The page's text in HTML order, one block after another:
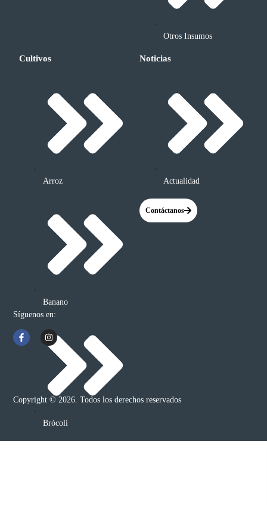
Otros Insumos
Cultivos
Arroz
Banano
Brócoli
Noticias
Actualidad
Contáctanos
Síguenos en:
Copyright © 2026. Todos los derechos reservados